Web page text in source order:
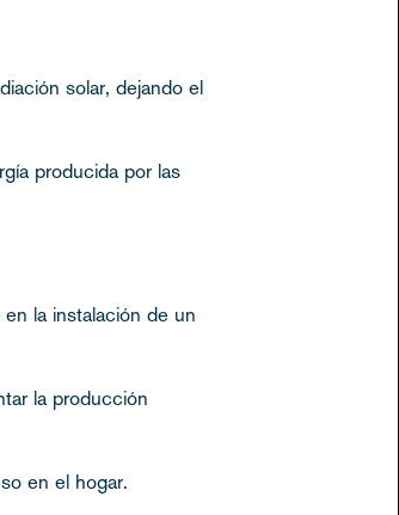
solar, dejando el
producida por las
la instalación de un
la producción
en el hogar.